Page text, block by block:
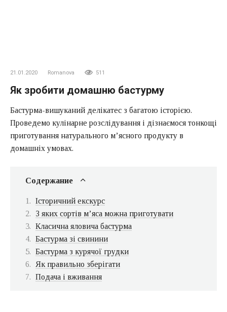
21.01.2020 Romanova 511
Як зробити домашню бастурму
Бастурма-вишуканий делікатес з багатою історією.
Проведемо кулінарне розслідування і дізнаємося тонкощі
приготування натурального м’ясного продукту в
домашніх умовах.
Содержание
Історичний екскурс
З яких сортів м’яса можна приготувати
Класична яловича бастурма
Бастурма зі свинини
Бастурма з курячої грудки
Як правильно зберігати
Подача і вживання